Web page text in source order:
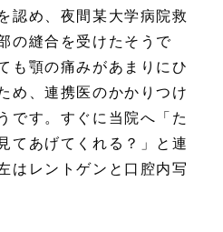
認め、夜間某大学病院救
の縫合を受けたそうで
も顎の痛みがあまりにひ
め、連携医のかかりつけ
です。すぐに当院へ「た
てあげてくれる？」と連
はレントゲンと口腔内写